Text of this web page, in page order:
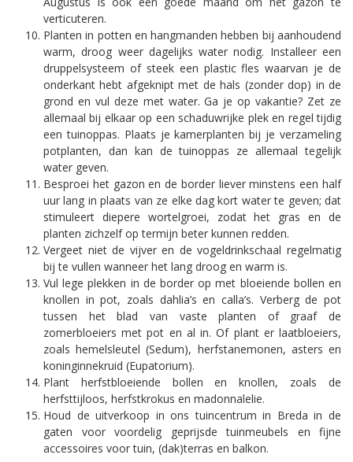
verticuteren.
Planten in potten en hangmanden hebben bij aanhoudend
warm, droog weer dagelijks water nodig. Installeer een
druppelsysteem of steek een plastic fles waarvan je de
onderkant hebt afgeknipt met de hals (zonder dop) in de
grond en vul deze met water. Ga je op vakantie? Zet ze
allemaal bij elkaar op een schaduwrijke plek en regel tijdig
een tuinoppas. Plaats je kamerplanten bij je verzameling
potplanten, dan kan de tuinoppas ze allemaal tegelijk
water geven.
Besproei het gazon en de border liever minstens een half
uur lang in plaats van ze elke dag kort water te geven; dat
stimuleert diepere wortelgroei, zodat het gras en de
planten zichzelf op termijn beter kunnen redden.
Vergeet niet de vijver en de vogeldrinkschaal regelmatig
bij te vullen wanneer het lang droog en warm is.
Vul lege plekken in de border op met bloeiende bollen en
knollen in pot, zoals dahlia’s en calla’s. Verberg de pot
tussen het blad van vaste planten of graaf de
zomerbloeiers met pot en al in. Of plant er laatbloeiers,
zoals hemelsleutel (Sedum), herfstanemonen, asters en
koninginnekruid (Eupatorium).
Plant herfstbloeiende bollen en knollen, zoals de
herfsttijloos, herfstkrokus en madonnalelie.
Houd de uitverkoop in ons tuincentrum in Breda in de
gaten voor voordelig geprijsde tuinmeubels en fijne
accessoires voor tuin, (dak)terras en balkon.